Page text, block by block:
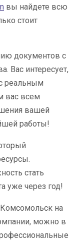
вы найдете всю
стоит
документов с
Вас интересует,
реальным
вас всем
вашей
работы!
стать
уже через год!
на
можно в